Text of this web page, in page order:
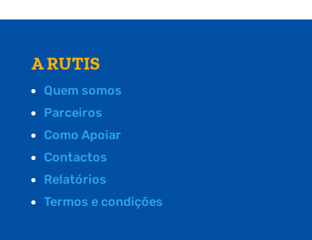
A RUTIS
Quem somos
Parceiros
Como Apoiar
Contactos
Relatórios
Termos e condições